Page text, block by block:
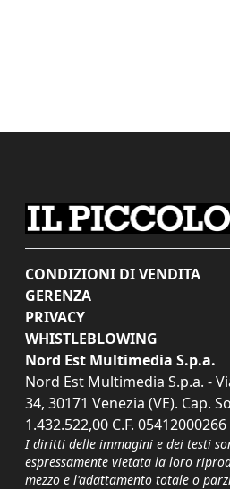
CONDIZIONI DI VENDITA
GERENZA
PRIVACY
WHISTLEBLOWING
Nord Est Multimedia S.p.a.
Nord Est Multimedia S.p.a. -
34, 30171 Venezia (VE). Cap.
1.432.522,00 C.F.
I diritti delle immagini e dei testi
espressamente vietata la loro
mezzo e l'adattamento totale o